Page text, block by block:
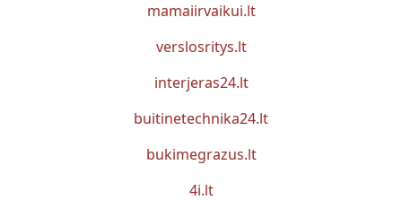
mamaiirvaikui.lt
verslosritys.lt
interjeras24.lt
buitinetechnika24.lt
bukimegrazus.lt
4i.lt